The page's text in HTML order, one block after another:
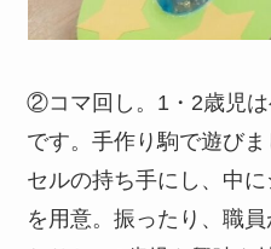
②コマ回し。1・2歳児
です。手作り駒で遊び
セルの持ち手にし、中
を用意。振ったり、職